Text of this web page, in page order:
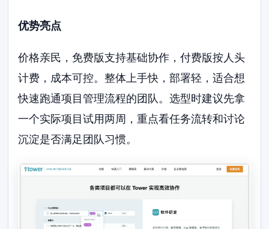
优势亮点
价格亲民，免费版支持基础协作，付费版按人头
计费，成本可控。整体上手快，部署轻，适合想
快速跑通项目管理流程的团队。选型时建议先拿
一个实际项目试用两周，重点看任务流转和讨论
沉淀是否满足团队习惯。